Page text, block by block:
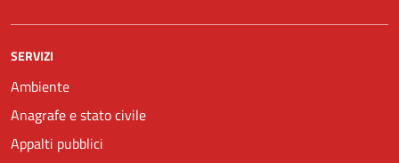
SERVIZI
Ambiente
Anagrafe e stato civile
Appalti pubblici